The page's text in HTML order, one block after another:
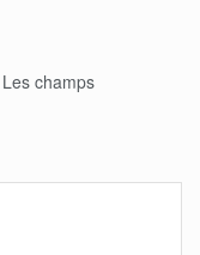
Les champs